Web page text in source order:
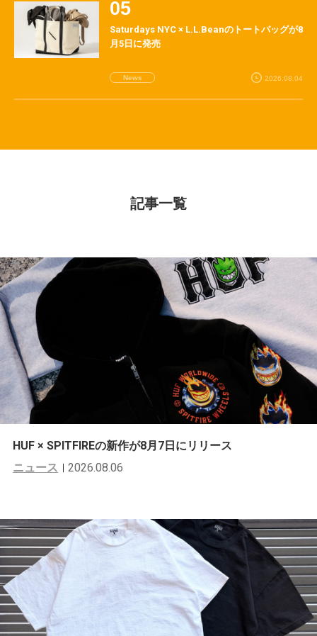
Saturdays NYC × L.L.Beanのトートバッグが8
月5日に発売
News 2026.08.04
記事一覧
HUF × SPITFIREの新作が8月7日にリリース
ニュース
2026.08.06